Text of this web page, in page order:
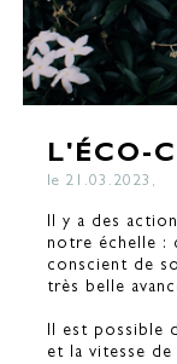
L'ÉCO-
le 21.03.2023,
Il y a des
notre échelle :
conscient de
très belle
Il est possible
et la vitesse